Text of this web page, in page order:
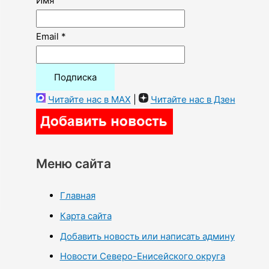
Email *
Читайте нас в MAX Читайте нас в Дзен
Меню сайта
Главная
Карта сайта
Добавить новость или написать админу
Новости Северо-Енисейского округа